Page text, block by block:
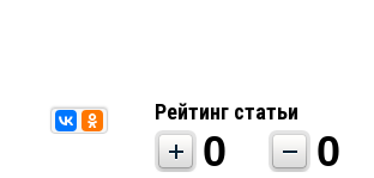
Рейтинг статьи
0 0